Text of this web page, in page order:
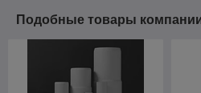
Подобные товары